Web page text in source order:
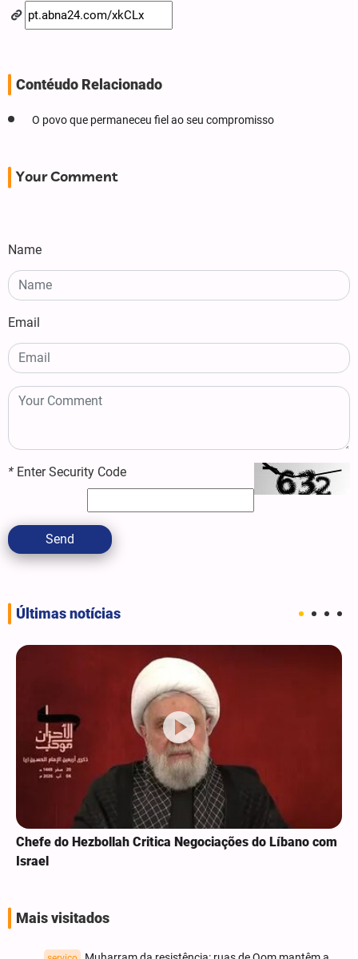
Contéudo Relacionado
O povo que permaneceu fiel ao seu compromisso
Your Comment
Name
Email
* Enter Security Code
Send
Últimas notícias
Chefe do Hezbollah Critica Negociações do Líbano com
Israel
Mais visitados